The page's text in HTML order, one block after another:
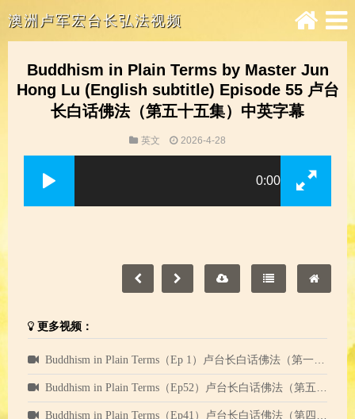
澳洲卢军宏台长弘法视频
Buddhism in Plain Terms by Master Jun
Hong Lu (English subtitle) Episode 55 卢台
长白话佛法（第五十五集）中英字幕
英文 2026-4-28
0:00
更多视频：
Buddhism in Plain Terms（Ep 1）卢台长白话佛法（第一集）中英文字幕
Buddhism in Plain Terms（Ep52）卢台长白话佛法（第五十二集）中英文字幕
Buddhism in Plain Terms（Ep41）卢台长白话佛法（第四十一集）中英文字幕